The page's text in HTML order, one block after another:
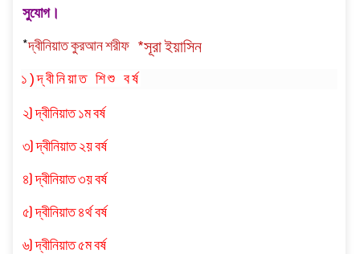
সুযোগ।
*দ্বীনিয়াত কুরআন শরীফ *সূরা ইয়াসিন
১)দ্বীনিয়াত শিশু বর্ষ
২)দ্বীনিয়াত ১ম বর্ষ
৩)দ্বীনিয়াত ২য় বর্ষ
৪)দ্বীনিয়াত ৩য় বর্ষ
৫)দ্বীনিয়াত ৪র্থ বর্ষ
৬)দ্বীনিয়াত ৫ম বর্ষ